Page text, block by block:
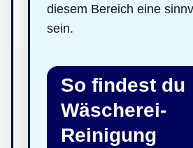
diesem Bereich eine
sein.
So findest du
Wäscherei-
Reinigung